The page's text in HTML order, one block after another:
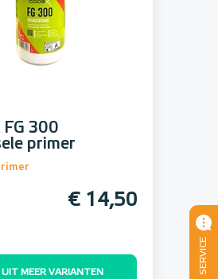
FG 300
primer
€ 14,50
UIT MEER VARIANTEN SERVICE